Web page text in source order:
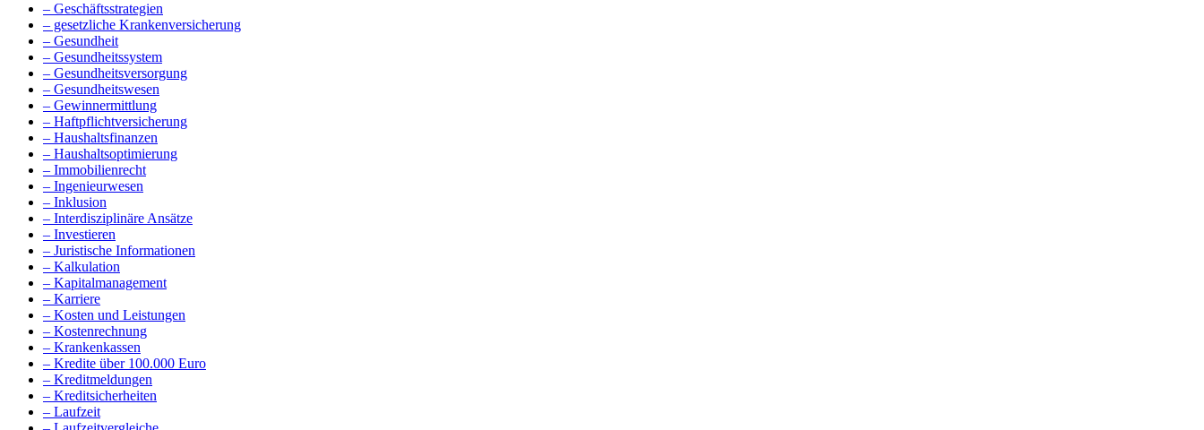
– Geschäftsstrategien
– gesetzliche Krankenversicherung
– Gesundheit
– Gesundheitssystem
– Gesundheitsversorgung
– Gesundheitswesen
– Gewinnermittlung
– Haftpflichtversicherung
– Haushaltsfinanzen
– Haushaltsoptimierung
– Immobilienrecht
– Ingenieurwesen
– Inklusion
– Interdisziplinäre Ansätze
– Investieren
– Juristische Informationen
– Kalkulation
– Kapitalmanagement
– Karriere
– Kosten und Leistungen
– Kostenrechnung
– Krankenkassen
– Kredite über 100.000 Euro
– Kreditmeldungen
– Kreditsicherheiten
– Laufzeit